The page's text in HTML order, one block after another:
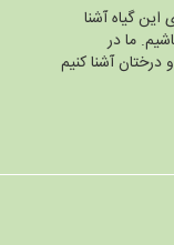
این گیاه آشنا
ما در
درختان آشنا کنیم